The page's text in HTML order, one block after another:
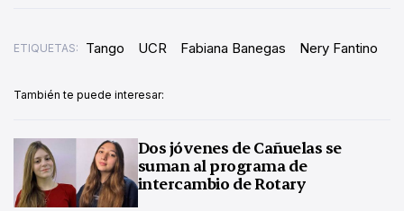
ETIQUETAS: Tango UCR Fabiana Banegas Nery Fantino
También te puede interesar:
Dos jóvenes de Cañuelas se
suman al programa de
intercambio de Rotary